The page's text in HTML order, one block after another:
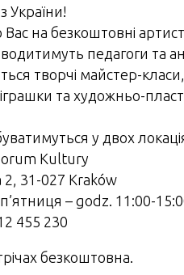
України!
на безкоштовні
педагоги та
творчі майстер-класи,
та художньо-
у двох
Kultury
2, 31-027 Kraków
– godz. 11:00-
455 230
безкоштовна.